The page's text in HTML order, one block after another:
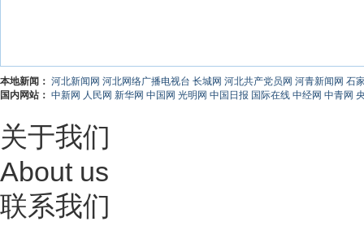
本地新闻： 河北新闻网 河北网络广播电视台 长城网 河北共产党员网 河青新闻网 石
国内网站： 中新网 人民网 新华网 中国网 光明网 中国日报 国际在线 中经网 中青网
关于我们
About us
联系我们